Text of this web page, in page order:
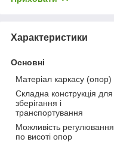
Характеристики
Основні
Матеріал каркасу (опор)
Складна конструкція для
зберігання і
транспортування
Можливість регулювання
по висоті опор